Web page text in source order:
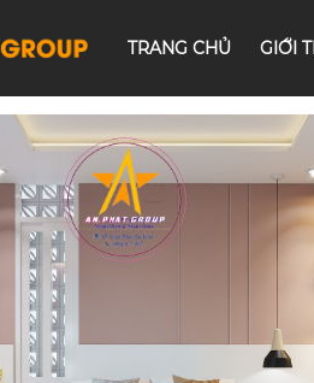
TRANG CHỦ GIỚI